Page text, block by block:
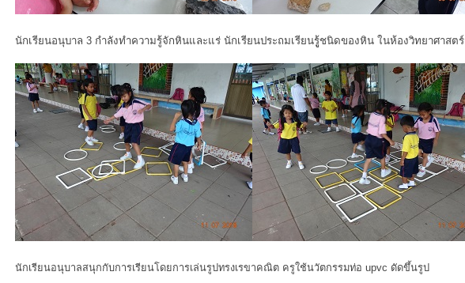
นักเรียนอนุบาล 3 กำลังทำความรู้จักหินและแร่ นักเรียนประถมเรียนรูู้ชนิดของหิน ในห้องวิทยาศาสตร์
นักเรียนอนุบาลสนุกกับการเรียนโดยการเล่นรูปทรงเรขาคณิต ครูใช้นวัตกรรมท่อ upvc ดัดขึ้นรูป